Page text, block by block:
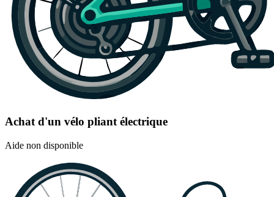
Achat d'un vélo pliant électrique
Aide non disponible